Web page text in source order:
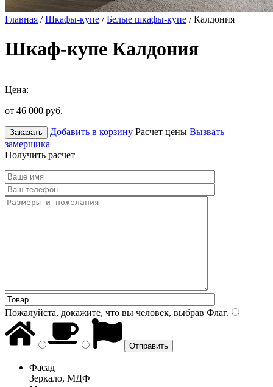
Главная /Шкафы-купе /Белые шкафы-купе / Калдония
Шкаф-купе Калдония
Цена:
от 46 000 руб.
Заказать Добавить в корзину Расчет цены Вызвать
замерщика
Получить расчет
Пожалуйста, докажите, что вы человек, выбрав Флаг.
Фасад
Зеркало, МДФ